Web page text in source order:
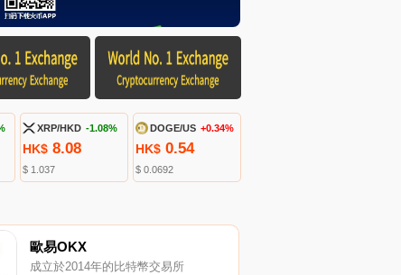
XRP/HKD -1.08%
HK$ 8.08
$ 1.037
DOGE/US +0.34%
HK$ 0.54
$ 0.0692
歐易OKX
成立於2014年的比特幣交易所